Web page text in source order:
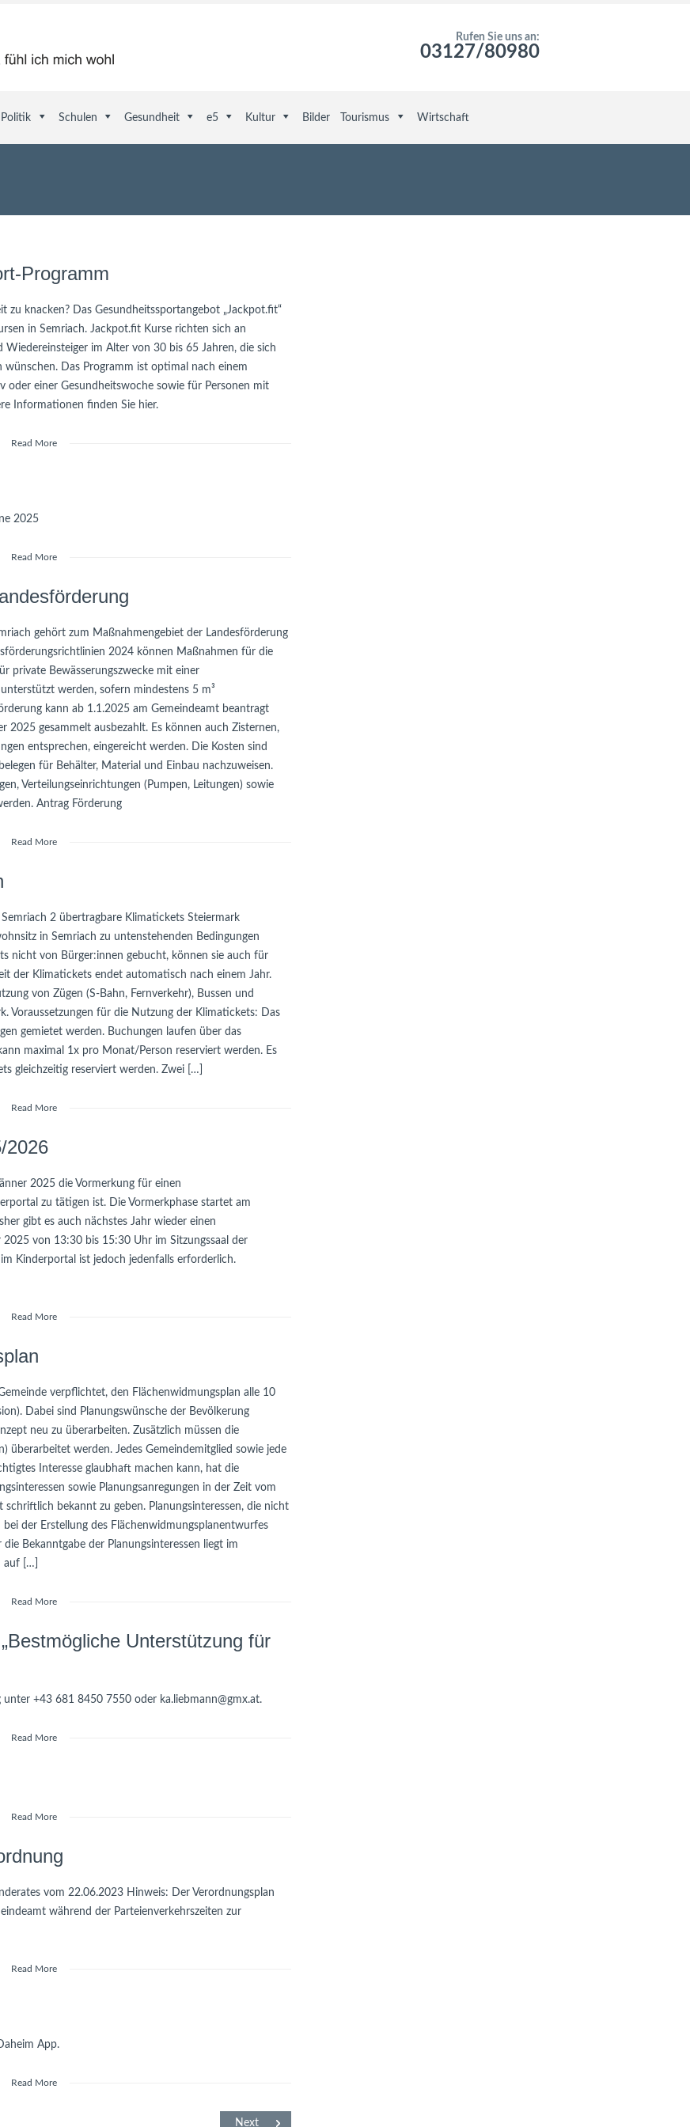
Rufen Sie uns an:
03127/80980
Politik Schulen Gesundheit e5 Kultur Bilder Tourismus Wirtschaft
Programm
zu knacken? Das Gesundheitssportangebot „Jackpot.fit“
in Semriach. Jackpot.fit Kurse richten sich an
im Alter von 30 bis 65 Jahren, die sich
wünschen. Das Programm ist optimal nach einem
oder einer Gesundheitswoche sowie für Personen mit
Informationen finden Sie hier.
Read More
2025
Read More
gehört zum Maßnahmengebiet der Landesförderung
2024 können Maßnahmen für die
private Bewässerungszwecke mit einer
werden, sofern mindestens 5 m³
kann ab 1.1.2025 am Gemeindeamt beantragt
gesammelt ausbezahlt. Es können auch Zisternen,
entsprechen, eingereicht werden. Die Kosten sind
für Behälter, Material und Einbau nachzuweisen.
Verteilungseinrichtungen (Pumpen, Leitungen) sowie
Antrag Förderung
Read More
2 übertragbare Klimatickets Steiermark
in Semriach zu untenstehenden Bedingungen
nicht von Bürger:innen gebucht, können sie auch für
der Klimatickets endet automatisch nach einem Jahr.
von Zügen (S-Bahn, Fernverkehr), Bussen und
Voraussetzungen für die Nutzung der Klimatickets: Das
gemietet werden. Buchungen laufen über das
maximal 1x pro Monat/Person reserviert werden. Es
gleichzeitig reserviert werden. Zwei […]
Read More
2026
2025 die Vormerkung für einen
zu tätigen ist. Die Vormerkphase startet am
gibt es auch nächstes Jahr wieder einen
von 13:30 bis 15:30 Uhr im Sitzungssaal der
Kinderportal ist jedoch jedenfalls erforderlich.
Read More
verpflichtet, den Flächenwidmungsplan alle 10
Dabei sind Planungswünsche der Bevölkerung
neu zu überarbeiten. Zusätzlich müssen die
überarbeitet werden. Jedes Gemeindemitglied sowie jede
Interesse glaubhaft machen kann, hat die
sowie Planungsanregungen in der Zeit vom
bekannt zu geben. Planungsinteressen, die nicht
der Erstellung des Flächenwidmungsplanentwurfes
Bekanntgabe der Planungsinteressen liegt im
auf […]
Read More
Unterstützung für
+43 681 8450 7550 oder ka.liebmann@gmx.at.
Read More
Read More
vom 22.06.2023 Hinweis: Der Verordnungsplan
während der Parteienverkehrszeiten zur
Read More
App.
Read More
Next